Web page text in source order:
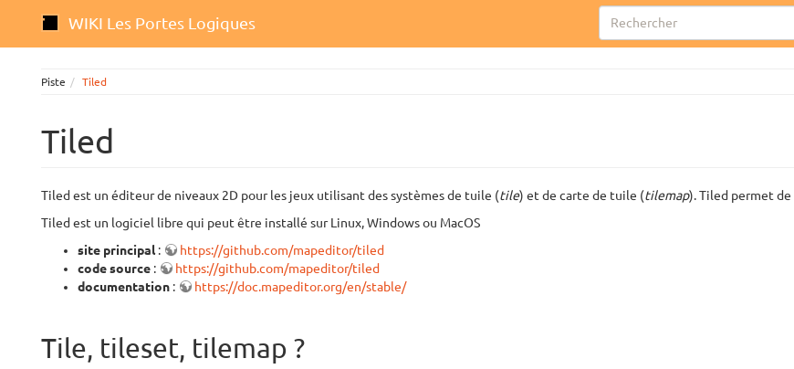
WIKI Les Portes Logiques
Piste Tiled
Tiled
Tiled est un éditeur de niveaux 2D pour les jeux utilisant des systèmes de tuile (tile) et de carte de tuile (tilemap). Tiled permet
Tiled est un logiciel libre qui peut être installé sur Linux, Windows ou MacOS
site principal:
https://github.com/mapeditor/tiled
code source :
https://github.com/mapeditor/tiled
documentation : https://doc.mapeditor.org/en/stable/
Tile, tileset, tilemap ?